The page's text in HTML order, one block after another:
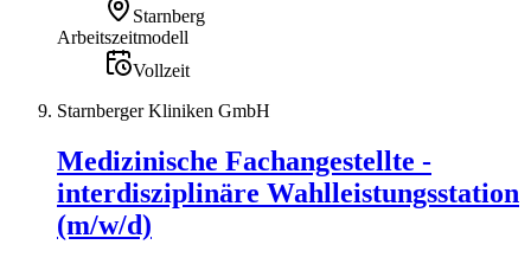
Starnberg
Arbeitszeitmodell
Vollzeit
Starnberger Kliniken GmbH
Medizinische Fachangestellte -
interdisziplinäre Wahlleistungsstation
(m/w/d)